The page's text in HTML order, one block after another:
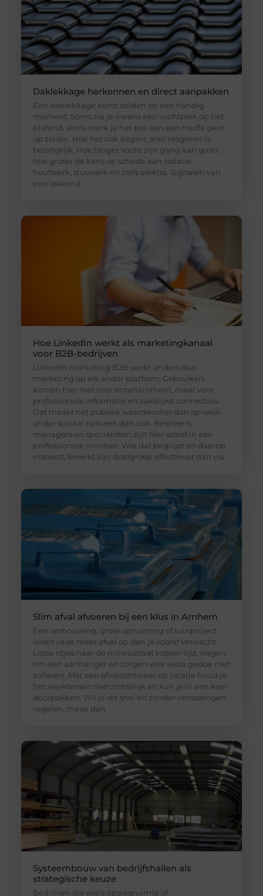
Daklekkage herkennen en direct aanpakken
Een daklekkage komt zelden op een handig
moment. Soms zie je ineens een vochtplek op het
plafond, soms merk je het pas aan een muffe geur
op zolder. Hoe het ook begint, snel reageren is
belangrijk. Hoe langer vocht zijn gang kan gaan,
hoe groter de kans op schade aan isolatie,
houtwerk, stucwerk en zelfs elektra. Signalen van
een lekkend
Hoe LinkedIn werkt als marketingkanaal
voor B2B-bedrijven
LinkedIn marketing B2B werkt anders dan
marketing op elk ander platform. Gebruikers
komen hier niet voor entertainment, maar voor
professionele informatie en zakelijke connecties.
Dat maakt het publiek waardevoller dan op welk
ander sociaal netwerk dan ook. Beslissers,
managers en specialisten zijn hier actief in een
professionele mindset. Wie dat begrijpt en daarop
inspeelt, bereikt zijn doelgroep effectiever dan via
Slim afval afvoeren bij een klus in Arnhem
Een verbouwing, grote opruiming of tuinproject
levert vaak meer afval op dan je vooraf verwacht.
Losse ritjes naar de milieustraat kosten tijd, vragen
om een aanhanger en zorgen voor extra gedoe met
sorteren. Met een afvalcontainer op locatie houd je
het werkterrein overzichtelijk en kun je in een keer
doorpakken. Wil je dit snel en zonder verrassingen
regelen, maak dan
Systeembouw van bedrijfshallen als
strategische keuze
Bedrijven die extra opslagruimte of